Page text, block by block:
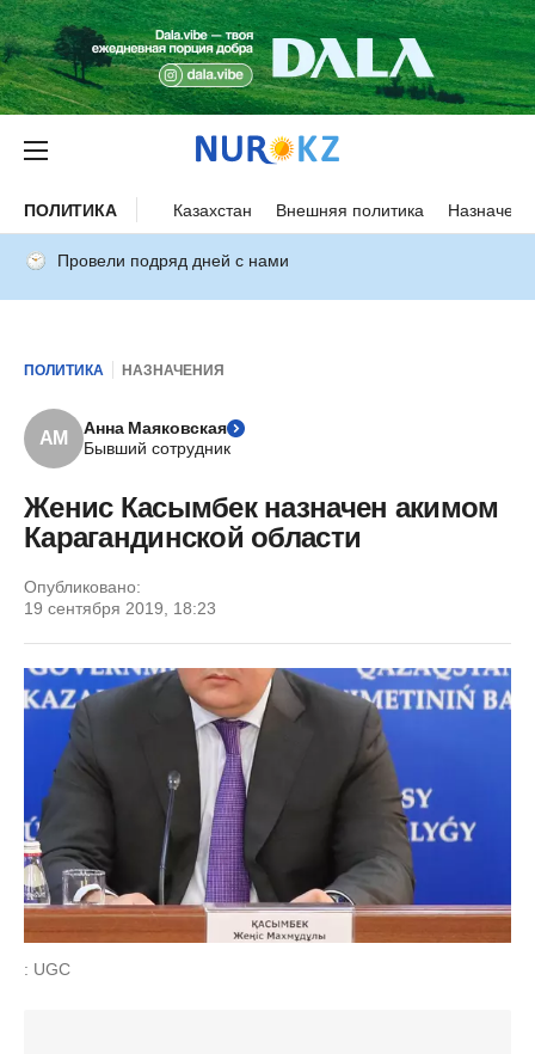
ПОЛИТИКА Казахстан Внешняя политика
Провели подряд дней с нами
ПОЛИТИКА НАЗНАЧЕНИЯ
АМ
Анна Маяковская
Бывший сотрудник
Женис Касымбек назначен акимом
Карагандинской области
Опубликовано:
19 сентября 2019, 18:23
: UGC